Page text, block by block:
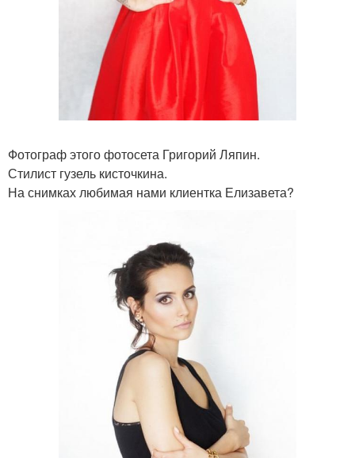
Фотограф этого фотосета Григорий Ляпин.
Стилист гузель кисточкина.
На снимках любимая нами клиентка Елизавета?